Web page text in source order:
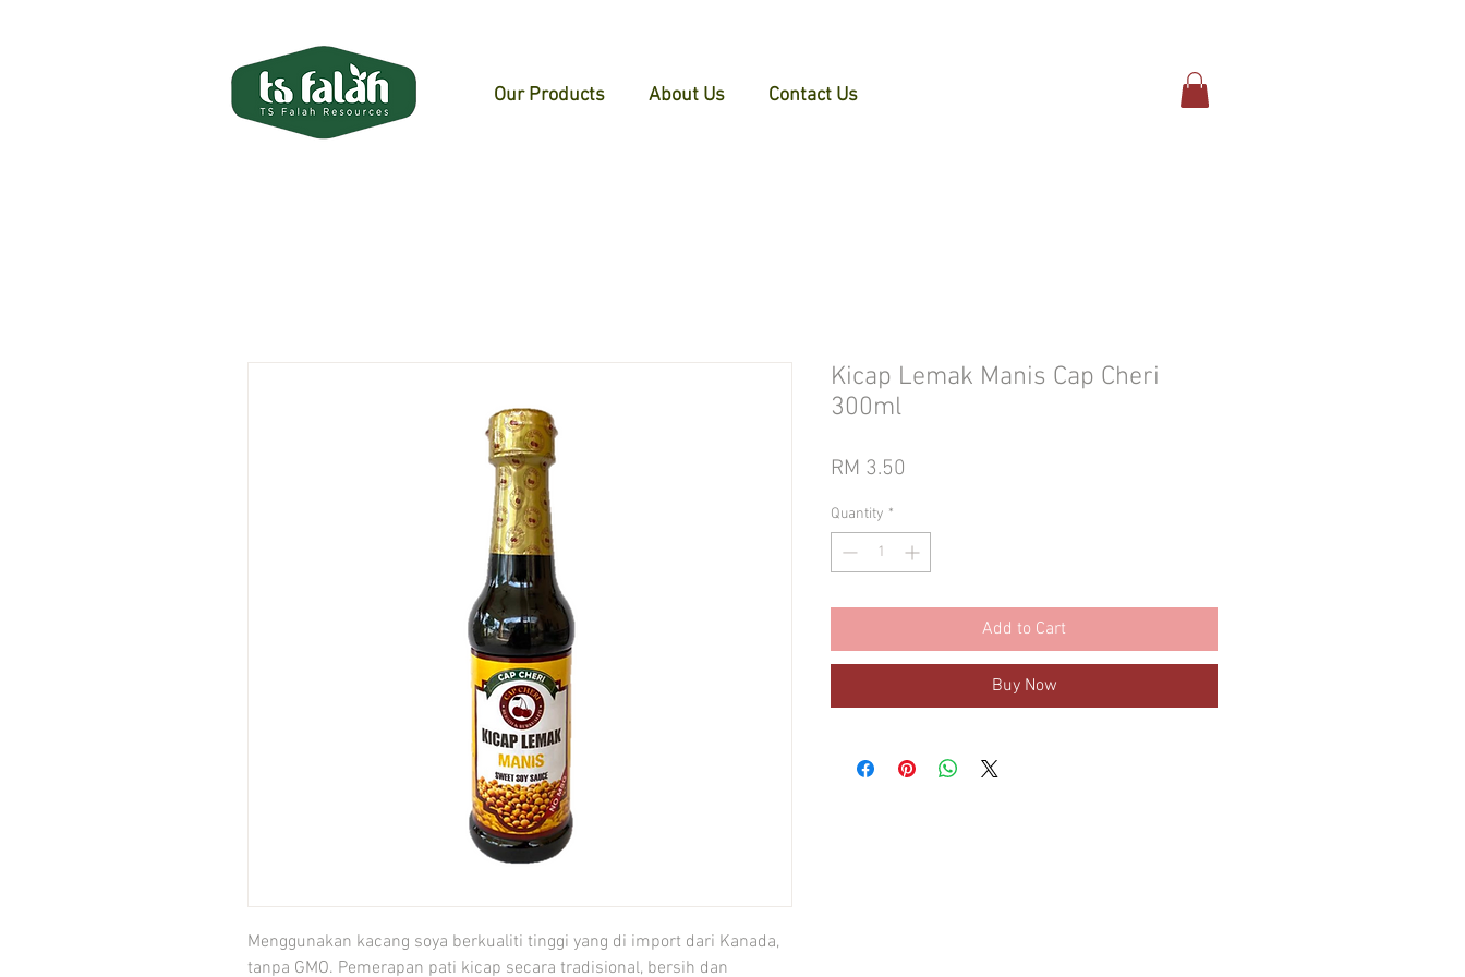
Our Products About Us Contact Us
Menggunakan kacang soya berkualiti tinggi yang di import dari Kanada,
tanpa GMO. Pemerapan pati kicap secara tradisional, bersih dan
Kicap Lemak Manis Cap Cheri
300ml
RM 3.50
Quantity *
Add to Cart
Buy Now